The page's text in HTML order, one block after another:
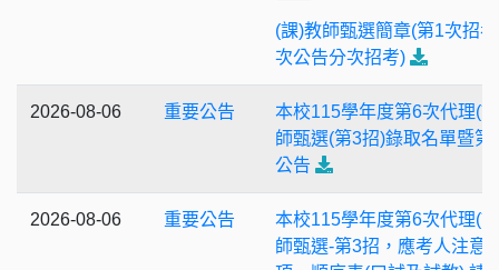
(課)教師甄選簡章(第1次招
次公告分次招考)
2026-08-06 重要公告
本校115學年度第6次代理(
師甄選(第3招)錄取名單暨第
公告
2026-08-06 重要公告
本校115學年度第6次代理(
師甄選-第3招，應考人注意